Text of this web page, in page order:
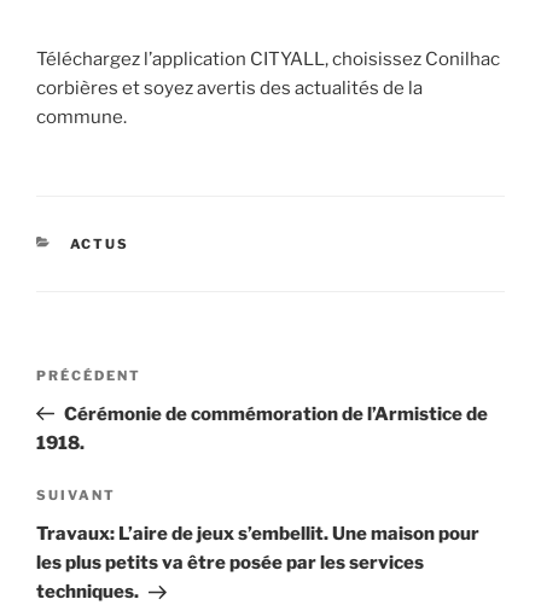
Téléchargez l’application CITYALL, choisissez Conilhac
corbières et soyez avertis des actualités de la
commune.
CATÉGORIES
ACTUS
Navigation
l’article
Article
précédent
PRÉCÉDENT
Cérémonie de commémoration de l’Armistice de
1918.
Article
suivant
SUIVANT
Travaux: L’aire de jeux s’embellit. Une maison pour
les plus petits va être posée par les services
techniques.